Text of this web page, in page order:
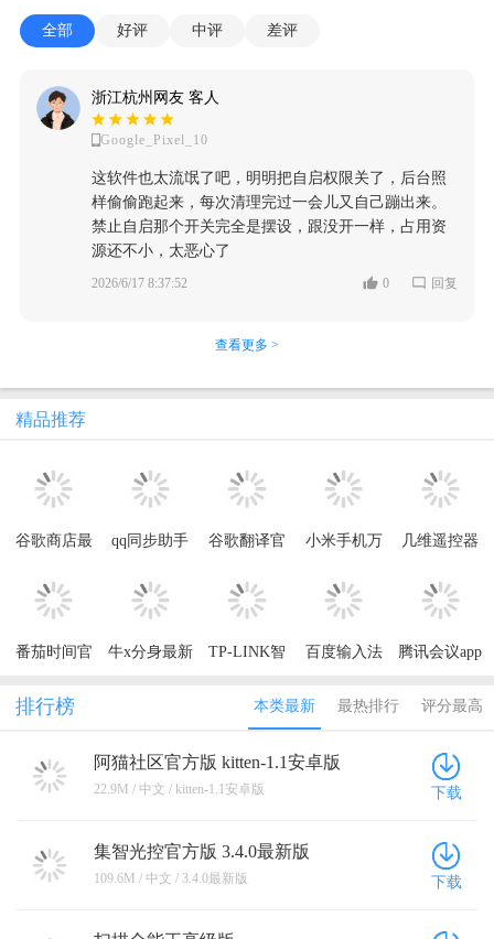
全部 好评 中评 差评
浙江杭州网友 客人
Google_Pixel_10
这软件也太流氓了吧，明明把自启权限关了，后台照
样偷偷跑起来，每次清理完过一会儿又自己蹦出来。
禁止自启那个开关完全是摆设，跟没开一样，占用资
源还不小，太恶心了
2026/6/17 8:37:52 0 回复
查看更多 >
精品推荐
谷歌商店最
2026(Google
Play商店)
qq同步助手
谷歌翻译官
小米手机万
几维遥控器
番茄时间官
牛x分身最新
TP-LINK智
百度输入法
2026
腾讯会议app
排行榜 本类最新 最热排行 评分最高
阿猫社区官方版 kitten-1.1安卓版
22.9M / 中文 / kitten-1.1安卓版 下载
集智光控官方版 3.4.0最新版
109.6M / 中文 / 3.4.0最新版 下载